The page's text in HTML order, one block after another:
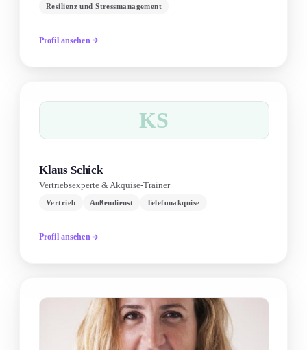
Resilienz und Stressmanagement
Profil ansehen
KS
Klaus Schick
Vertriebsexperte & Akquise-Trainer
Vertrieb Außendienst Telefonakquise
Profil ansehen